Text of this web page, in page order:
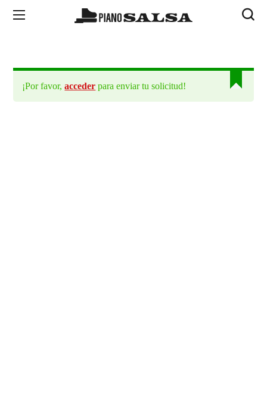
¡Por favor,acceder para enviar tu solicitud!